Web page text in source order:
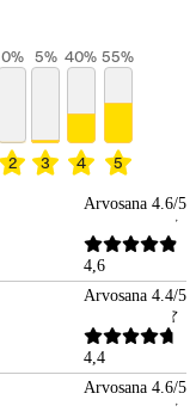
2
0%
3
5%
4
40%
5
55%
Arvosana 4.6/5
4,6
Arvosana 4.4/5
4,4
Arvosana 4.6/5